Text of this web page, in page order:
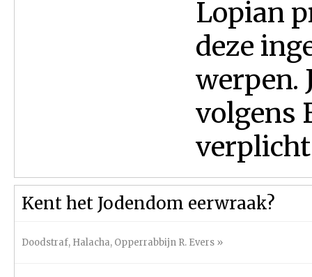
Lopian
deze
werpen.
volgens
verplicht
Kent het Jodendom eerwraak?
Doodstraf, Halacha, Opperrabbijn R. Evers »